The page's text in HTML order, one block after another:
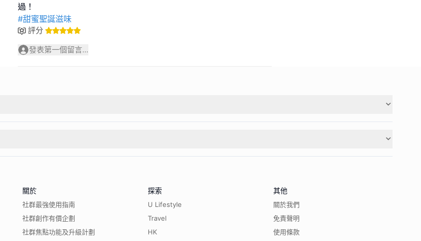
#甜蜜聖誕滋味
評分
發表第一個留言...
關於
社群最強使用指南
社群創作有價企劃
社群焦點功能及升級計劃
探索
U Lifestyle
Travel
HK
其他
關於我們
免責聲明
使用條款